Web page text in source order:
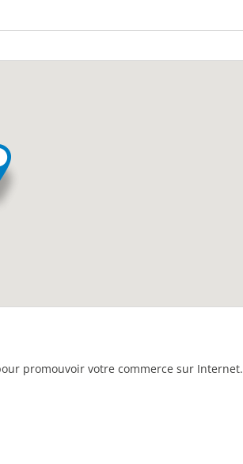
promouvoir votre commerce sur Internet.